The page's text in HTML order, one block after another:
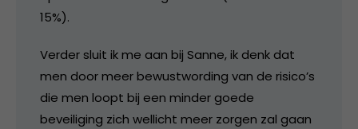
15%).
Verder sluit ik me aan bij Sanne, ik denk dat
men door meer bewustwording van de risico’s
die men loopt bij een minder goede
beveiliging zich wellicht meer zorgen zal gaan